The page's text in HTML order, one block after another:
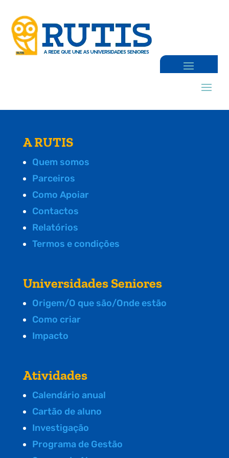
A RUTIS
Quem somos
Parceiros
Como Apoiar
Contactos
Relatórios
Termos e condições
Universidades Seniores
Origem/O que são/Onde estão
Como criar
Impacto
Atividades
Calendário anual
Cartão de aluno
Investigação
Programa de Gestão